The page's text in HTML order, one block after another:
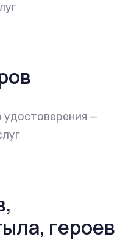
удостоверения —
героев